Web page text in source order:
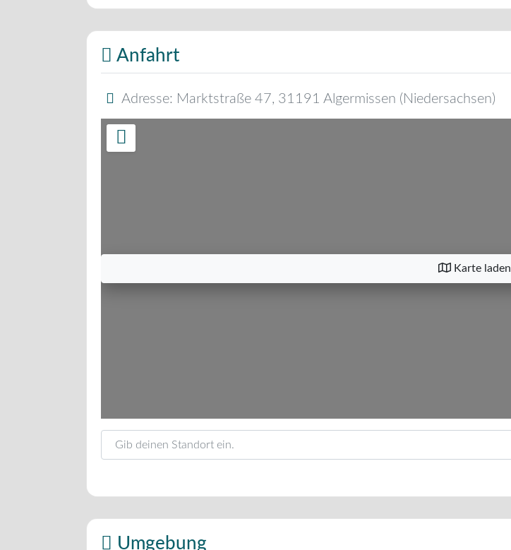
Anfahrt
Adresse: Marktstraße 47, 31191 Algermissen ( Niedersachsen)
Karte laden
Umgebung